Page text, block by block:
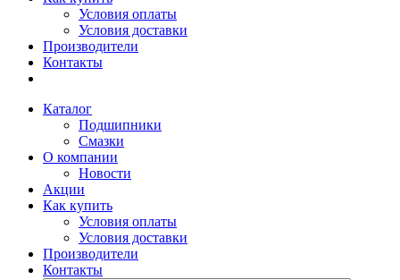
Условия оплаты
Условия доставки
Производители
Контакты
Каталог
Подшипники
Смазки
О компании
Новости
Акции
Как купить
Условия оплаты
Условия доставки
Производители
Контакты